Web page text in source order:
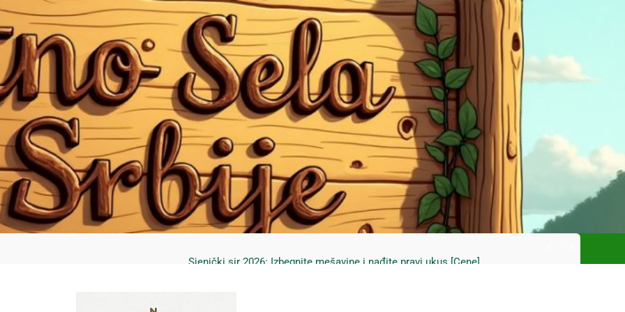
Mrčajevci 2026: Svadbarski kupus bez prevare i masti [Cene]
Jahorina leto 2026: Staze bez prašine i novih eko-taksi [Mapa]
Sjenički sir 2026: Izbegnite mešavine i nađite pravi ukus [Cene]